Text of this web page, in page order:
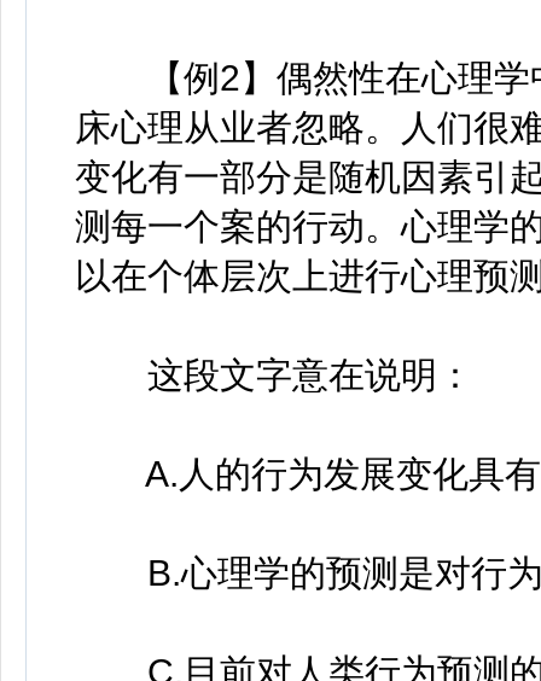
【例2】偶然性在心理学
床心理从业者忽略。人们很
变化有一部分是随机因素引
测每一个案的行动。心理学
以在个体层次上进行心理预
这段文字意在说明：
A.人的行为发展变化具有
B.心理学的预测是对行为
C.目前对人类行为预测的